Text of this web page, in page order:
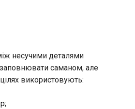
несучими деталями
саманом, але
використовують: